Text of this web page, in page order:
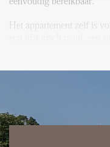
Het appartement zelf is
zorg aan gewerkt, en dat
Je komt binnen via een
aan de voorzijde een
Rotterdam